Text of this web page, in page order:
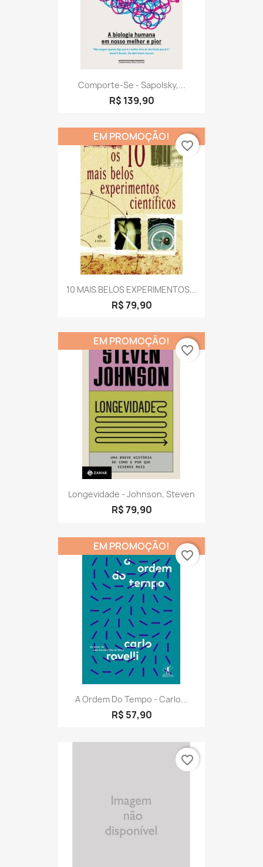
Comporte-Se - Sapolsky,...
R$ 139,90
10 MAIS BELOS EXPERIMENTOS...
R$ 79,90
EM PROMOÇÃO!
favorite_border
Longevidade - Johnson, Steven
R$ 79,90
EM PROMOÇÃO!
favorite_border
A Ordem Do Tempo - Carlo...
R$ 57,90
EM PROMOÇÃO!
favorite_border
favorite_border